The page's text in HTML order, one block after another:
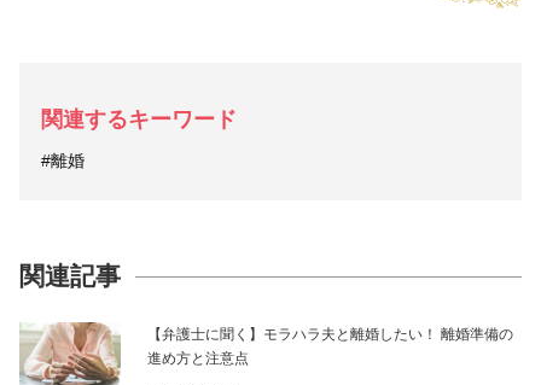
関連するキーワード
#離婚
関連記事
【弁護士に聞く】モラハラ夫と離婚したい！ 離婚準備の
進め方と注意点